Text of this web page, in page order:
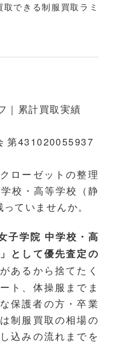
できる制服買取ラミ
｜累計買取実績
第431020055937
ローゼットの整理
校・高等学校（静
ていませんか。
子学院 中学校・高
として優先査定の
あるから捨てたく
ト、体操服までま
保護者の方・卒業
制服買取の相場の
込みの流れまでを